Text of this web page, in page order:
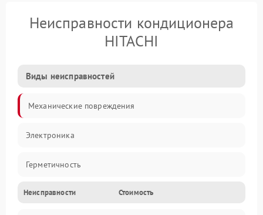
Неисправности кондиционера
HITACHI
Виды неисправностей
Механические повреждения
Электроника
Герметичность
Механика
Неисправности Стоимость